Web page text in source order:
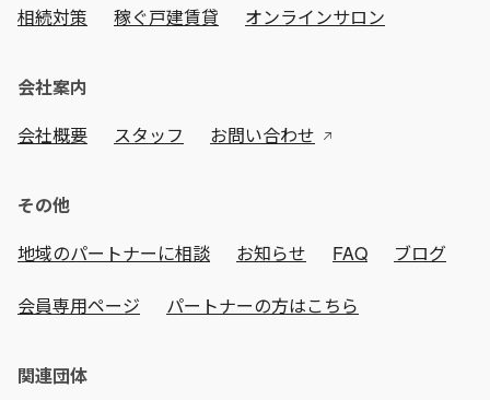
相続対策 稼ぐ戸建賃貸 オンラインサロン
会社案内
会社概要
スタッフ お問い合わせ
その他
地域のパートナーに相談
お知らせ FAQ ブログ
会員専用ページ パートナーの方はこちら
関連団体